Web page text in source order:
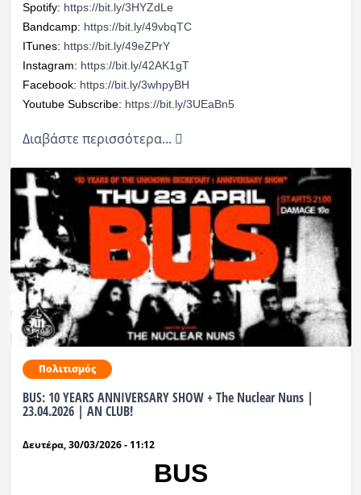
Spotify: https://bit.ly/3HYZdLe
Bandcamp: https://bit.ly/49vbqTC
ITunes: https://bit.ly/49eZPrY
Instagram: https://bit.ly/42AK1gT
Facebook: https://bit.ly/3whpyBH
Youtube Subscribe: https://bit.ly/3UEaBn5
Διαβάστε περισσότερα...
Πολιτισμός
BUS: 10 YEARS ANNIVERSARY SHOW + The Nuclear Nuns |
23.04.2026 | AN CLUB!
Δευτέρα, 30/03/2026 - 11:12
BUS